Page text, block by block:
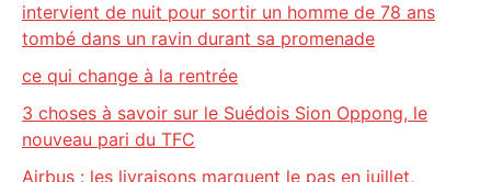
intervient de nuit pour sortir un homme de 78 ans
tombé dans un ravin durant sa promenade
ce qui change à la rentrée
3 choses à savoir sur le Suédois Sion Oppong, le
nouveau pari du TFC
Airbus : les livraisons marquent le pas en juillet,